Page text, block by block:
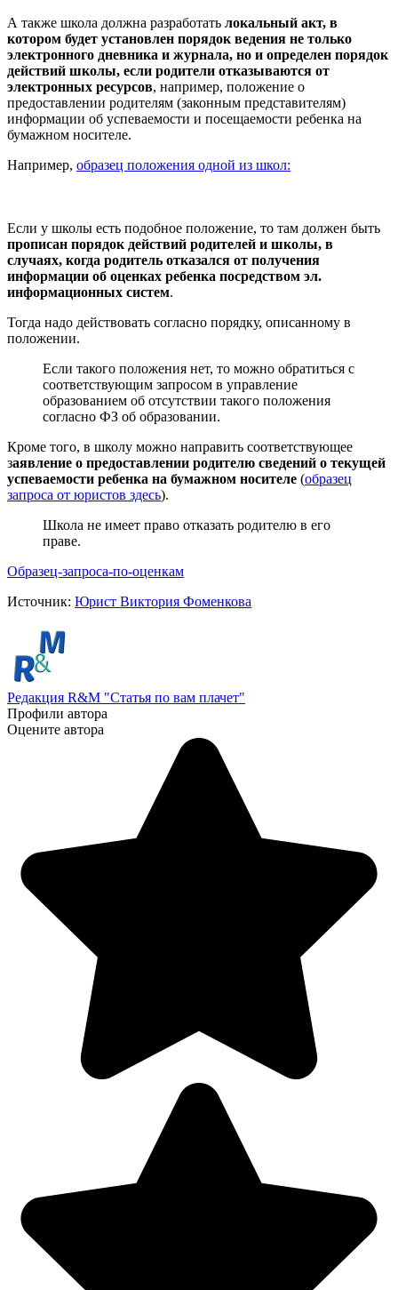
А также школа должна разработать локальный акт, в
котором будет установлен порядок ведения не только
электронного дневника и журнала, но и определен порядок
действий школы, если родители отказываются от
электронных ресурсов, например, положение о
предоставлении родителям (законным представителям)
информации об успеваемости и посещаемости ребенка на
бумажном носителе.
Например, образец положения одной из школ:
Если у школы есть подобное положение, то там должен быть
прописан порядок действий родителей и школы, в
случаях, когда родитель отказался от получения
информации об оценках ребенка посредством эл.
информационных систем.
Тогда надо действовать согласно порядку, описанному в
положении.
Если такого положения нет, то можно обратиться с
соответствующим запросом в управление
образованием об отсутствии такого положения
согласно ФЗ об образовании.
Кроме того, в школу можно направить соответствующее
заявление о предоставлении родителю сведений о текущей
успеваемости ребенка на бумажном носителе (образец
запроса от юристов здесь).
Школа не имеет право отказать родителю в его
праве.
Образец-запроса-по-оценкам
Источник: Юрист Виктория Фоменкова
Редакция R&M "Статья по вам плачет"
Профили автора
Оцените автора